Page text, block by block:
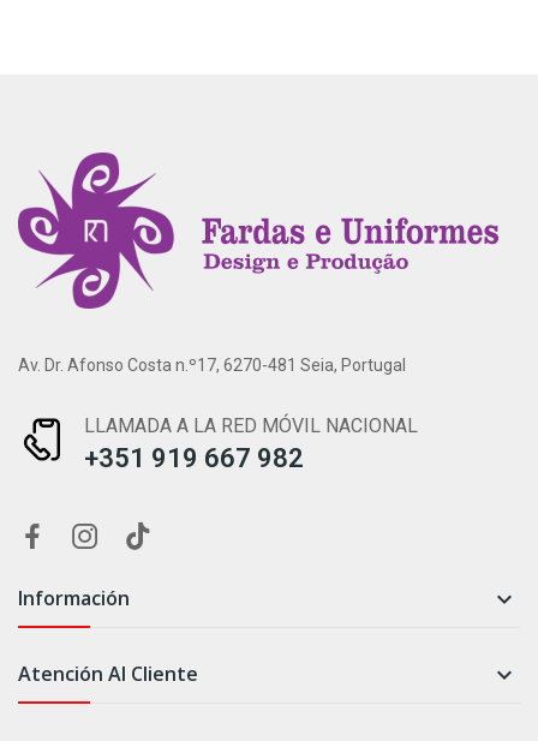
Av. Dr. Afonso Costa n.º17, 6270-481 Seia, Portugal
LLAMADA A LA RED MÓVIL NACIONAL
+351 919 667 982
Información 
Atención Al Cliente 